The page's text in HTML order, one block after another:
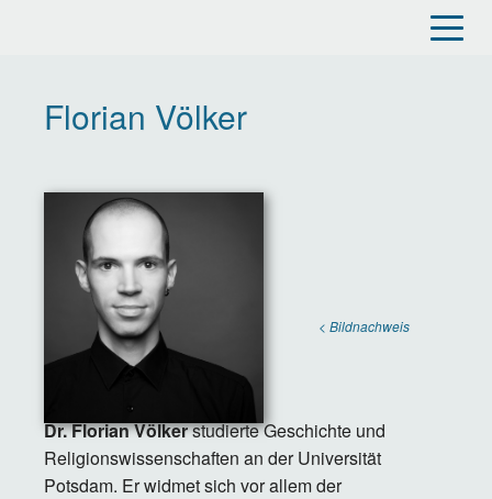
Florian Völker
< Bildnachweis
Dr. Florian Völkerstudierte Geschichte und
Religionswissenschaften an der Universität
Potsdam. Er widmet sich vor allem der